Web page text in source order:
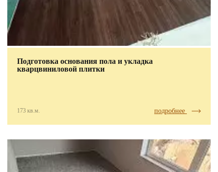
Подготовка основания пола и укладка
кварцвиниловой плитки
173 кв.м. подробнее